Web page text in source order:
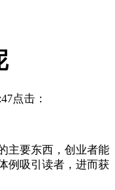
点击：
要东西，创业者能
例吸引读者，进而获